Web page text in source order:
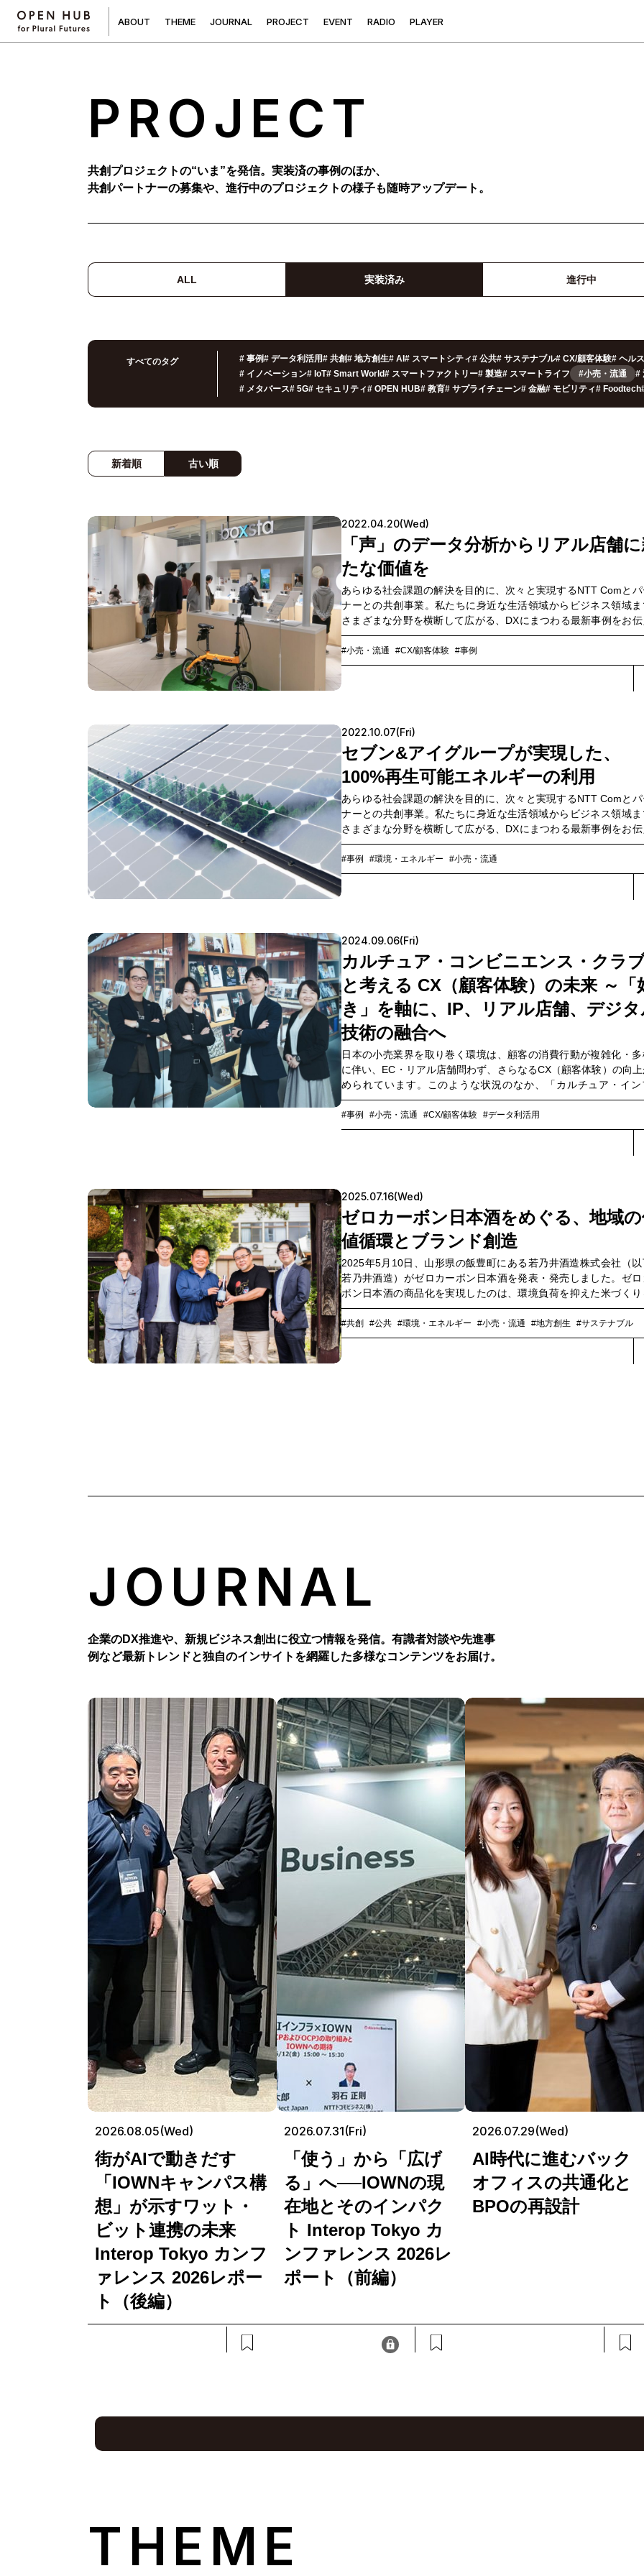
ABOUT THEME JOURNAL PROJECT EVENT RADIO PLAYER
PROJECT
共創プロジェクトの“いま”を発信。実装済の事例のほか、
共創パートナーの募集や、進行中のプロジェクトの様子も随時アップデート。
ALL 実装済み 進行中
すべてのタグ # 事例# データ利活用# 共創# 地方創生# AI # スマートシティ# 公共# サステナブル# CX/顧客体験# ヘル
# イノベーション# IoT# Smart World# スマートファクトリー# 製造# スマートライフ #小売・流通 #
# メタバース# 5G# セキュリティ# OPEN HUB# 教育# サプライチェーン# 金融# モビリティ# Foodtech
新着順 古い順
2022.04.20(Wed)
「声」のデータ分析からリアル店舗
たな価値を
あらゆる社会課題の解決を目的に、次々と実現するNTT Comとパ
ナーとの共創事業。私たちに身近な生活領域からビジネス領域ま
さまざまな分野を横断して広がる、DXにまつわる最新事例をお伝
ます。
#小売・流通 #CX/顧客体験 #事例
2022.10.07(Fri)
セブン&アイグループが実現した、
100%再生可能エネルギーの利用
あらゆる社会課題の解決を目的に、次々と実現するNTT Comとパ
ナーとの共創事業。私たちに身近な生活領域からビジネス領域ま
さまざまな分野を横断して広がる、DXにまつわる最新事例をお伝
ます。
#事例 #環境・エネルギー #小売・流通
2024.09.06(Fri)
カルチュア・コンビニエンス・クラ
と考える CX（顧客体験）の未来 ～「
き」を軸に、IP、リアル店舗、デジ
技術の融合へ
日本の小売業界を取り巻く環境は、顧客の消費行動が複雑化・
に伴い、EC・リアル店舗問わず、さらなるCX（顧客体験）の向
められています。このような状況のなか、「カルチュア・イン
を、つくっていくカンパニー。」をミッションとして常に時代
する顧客体験を生み出してきた、カルチュア・コンビニエンス・
ブ株式会社（以下、CCC）は、2024年4月25日、旗艦店舗「
一樹氏、武藤史子氏をゲストに迎え、昨年10月にリニューアルに
たNTT コミュニケーションズ（以下、NTT Com）第四BS部の
敦・足立楽斗とともに、新たな顧客体験価値の創造について語ら
した。
#事例 #小売・流通 #CX/顧客体験 #データ利活用
2025.07.16(Wed)
ゼロカーボン日本酒をめぐる、地域
値循環とブランド創造
2025年5月10日、山形県の飯豊町にある若乃井酒造株式会社（以
若乃井酒造）がゼロカーボン日本酒を発表・発売しました。ゼロ
ボン日本酒の商品化を実現したのは、環境負荷を抑えた米づくり
践する農事組合法人 沖のカモメ（以下、沖のカモメ）、その米
の環境価値を証明し、カーボンクレジットの認証をサポートする
ドコモビジネス、そしてプロジェクトを推進する飯豊町役場の
#共創 #公共 #環境・エネルギー #小売・流通 #地方創生 #サステナブル
JOURNAL
企業のDX推進や、新規ビジネス創出に役立つ情報を発信。有識者対談や先進事
例など最新トレンドと独自のインサイトを網羅した多様なコンテンツをお届け。
2026.08.05(Wed)
街がAIで動きだす
「IOWNキャンパス構
想」が示すワット・
ビット連携の未来
Interop Tokyo カンフ
ァレンス 2026レポー
ト（後編）
2026.07.31(Fri)
「使う」から「広げ
る」へ──IOWNの現
在地とそのインパク
ト Interop Tokyo カ
ンファレンス 2026レ
ポート（前編）
2026.07.29(Wed)
AI時代に進むバック
オフィスの共通化と
BPOの再設計
THEME